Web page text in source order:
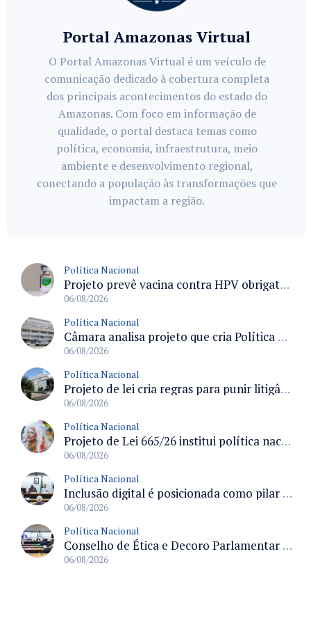
Portal Amazonas Virtual
O Portal Amazonas Virtual é um veículo de
comunicação dedicado à cobertura completa
dos principais acontecimentos do estado do
Amazonas. Com foco em informação de
qualidade, o portal destaca temas como
política, economia, infraestrutura, meio
ambiente e desenvolvimento regional,
conectando a população às transformações que
impactam a região.
Política Nacional
Projeto prevê vacina contra HPV obrigatória e testes moleculares para rastreamento do câncer do colo do útero
06/08/2026
Política Nacional
Câmara analisa projeto que cria Política Nacional de Qualificação e Valorização da Preceptoria na Residência Médica
06/08/2026
Política Nacional
Projeto de lei cria regras para punir litigância abusiva reversa e integrar sistemas do Judiciário
06/08/2026
Política Nacional
Projeto de Lei 665/26 institui política nacional para prevenção ao transfeminicídio e prevê medidas de proteção e reparação
06/08/2026
Política Nacional
Inclusão digital é posicionada como pilar essencial da reurbanização de favelas e periferias
06/08/2026
Política Nacional
Conselho de Ética e Decoro Parlamentar analisa representações e oitivas agendadas para terça (11)
06/08/2026